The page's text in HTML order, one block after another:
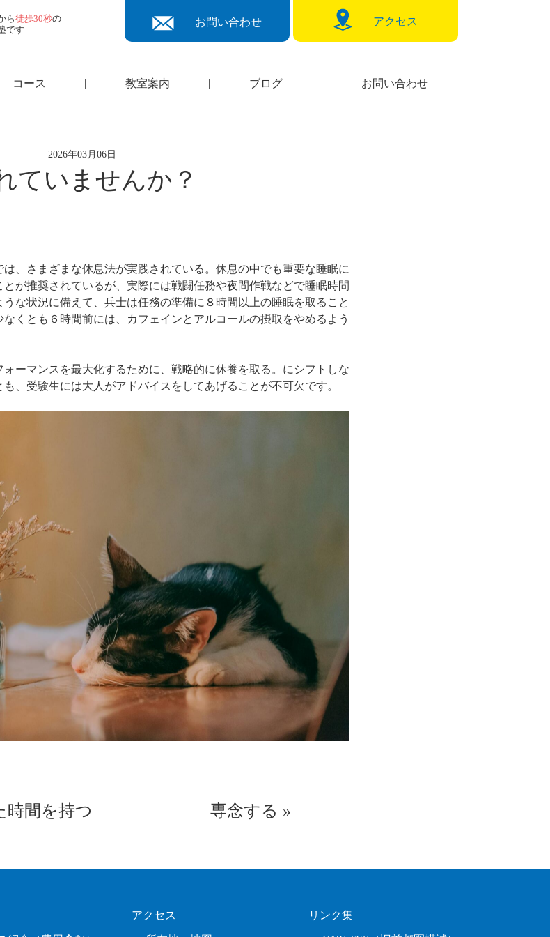
ら徒歩30秒の
です
お問い合わせ アクセス
コース | 教室案内 | ブログ | お問い合わせ
2026年03月06日
ていませんか？
、さまざまな休息法が実践されている。休息の中でも重要な睡眠に
が推奨されているが、実際には戦闘任務や夜間作戦などで睡眠時間
な状況に備えて、兵士は任務の準備に８時間以上の睡眠を取ること
くとも６時間前には、カフェインとアルコールの摂取をやめるよう
ーマンスを最大化するために、戦略的に休養を取る。にシフトしな
、受験生には大人がアドバイスをしてあげることが不可欠です。
時間を持つ 専念する »
アクセス リンク集